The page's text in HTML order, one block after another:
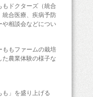
もドクターズ（統合
統合医療、疾病予防
や相談会などについ
ももファームの栽培
農業体験の様子な
も」を盛り上げる